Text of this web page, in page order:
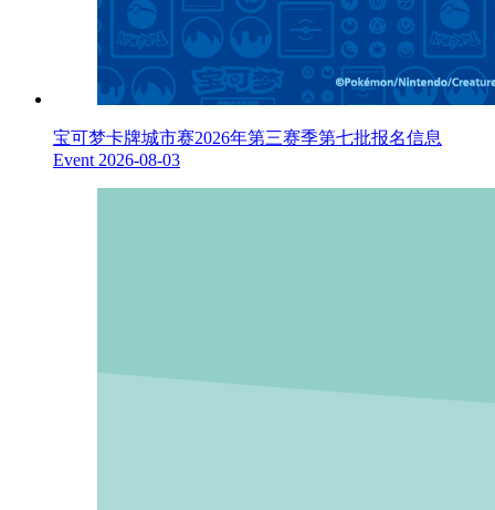
宝可梦卡牌城市赛2026年第三赛季第七批报名信息
Event 2026-08-03